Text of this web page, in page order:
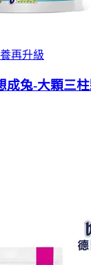
再升級
成兔-大顆三